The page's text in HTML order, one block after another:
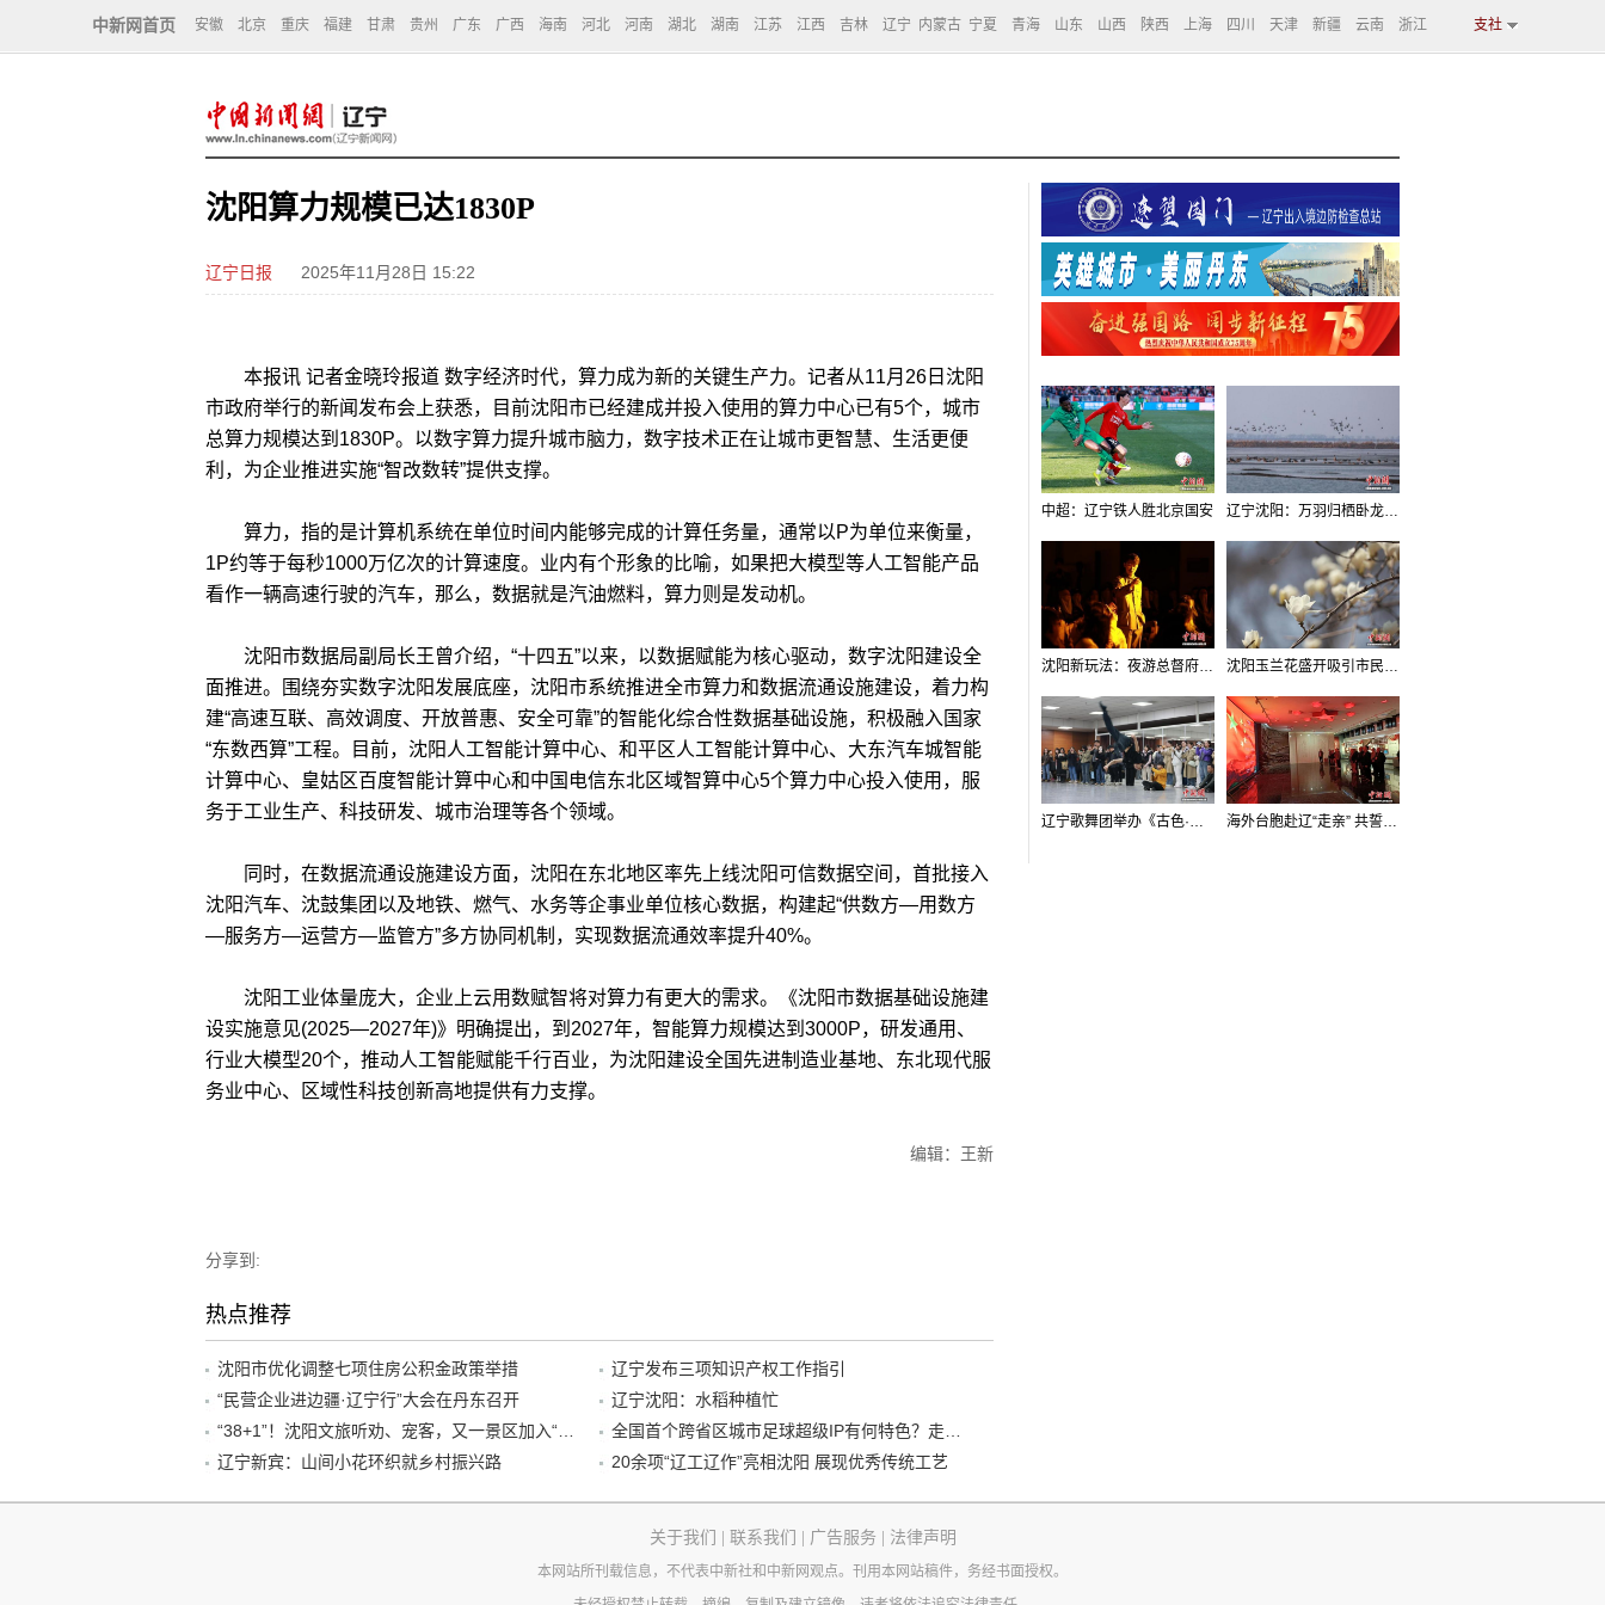
中新网首页 安徽 北京 重庆 福建 甘肃 贵州 广东 广西 海南 河北 河南 湖北 湖南 江苏 江西 吉林 辽宁 内蒙古 宁夏 青海 山东 山西 陕西 上海 四川 天津 新疆 云南 浙江 支社
沈阳算力规模已达1830P
辽宁日报 2025年11月28日 15:22
本报讯 记者金晓玲报道 数字经济时代，算力成为新的关键生产力。记者从11月26日沈阳
市政府举行的新闻发布会上获悉，目前沈阳市已经建成并投入使用的算力中心已有5个，城市
总算力规模达到1830P。以数字算力提升城市脑力，数字技术正在让城市更智慧、生活更便
利，为企业推进实施“智改数转”提供支撑。
算力，指的是计算机系统在单位时间内能够完成的计算任务量，通常以P为单位来衡量，
1P约等于每秒1000万亿次的计算速度。业内有个形象的比喻，如果把大模型等人工智能产品
看作一辆高速行驶的汽车，那么，数据就是汽油燃料，算力则是发动机。
沈阳市数据局副局长王曾介绍，“十四五”以来，以数据赋能为核心驱动，数字沈阳建设全
面推进。围绕夯实数字沈阳发展底座，沈阳市系统推进全市算力和数据流通设施建设，着力构
建“高速互联、高效调度、开放普惠、安全可靠”的智能化综合性数据基础设施，积极融入国家
“东数西算”工程。目前，沈阳人工智能计算中心、和平区人工智能计算中心、大东汽车城智能
计算中心、皇姑区百度智能计算中心和中国电信东北区域智算中心5个算力中心投入使用，服
务于工业生产、科技研发、城市治理等各个领域。
同时，在数据流通设施建设方面，沈阳在东北地区率先上线沈阳可信数据空间，首批接入
沈阳汽车、沈鼓集团以及地铁、燃气、水务等企事业单位核心数据，构建起“供数方—用数方
—服务方—运营方—监管方”多方协同机制，实现数据流通效率提升40%。
沈阳工业体量庞大，企业上云用数赋智将对算力有更大的需求。《沈阳市数据基础设施建
设实施意见(2025—2027年)》明确提出，到2027年，智能算力规模达到3000P，研发通用、
行业大模型20个，推动人工智能赋能千行百业，为沈阳建设全国先进制造业基地、东北现代服
务业中心、区域性科技创新高地提供有力支撑。
编辑：王新
分享到:
热点推荐
沈阳市优化调整七项住房公积金政策举措
辽宁发布三项知识产权工作指引
“民营企业进边疆·辽宁行”大会在丹东召开
辽宁沈阳：水稻种植忙
辽宁新宾：山间小花环织就乡村振兴路
20余项“辽工辽作”亮相沈阳 展现优秀传统工艺
中超：辽宁铁人胜北京国安 辽宁沈阳：万羽归栖卧龙湖看群鸟齐飞
沈阳新玩法：夜游总督府，当一回“赴宴者” 沈阳玉兰花盛开吸引市民打卡
辽宁歌舞团举办《古色·国宝辽宁》排练开放日活动 海外台胞赴辽“走亲” 共誓“和平初心”
关于我们 联系我们 广告服务 法律声明
本网站所刊载信息，不代表中新社和中新网观点。刊用本网站稿件，务经书面授权。